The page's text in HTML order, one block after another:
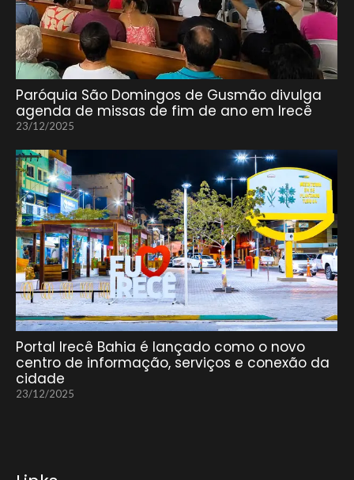
Paróquia São Domingos de Gusmão divulga
agenda de missas de fim de ano em Irecê
23/12/2025
Portal Irecê Bahia é lançado como o novo
centro de informação, serviços e conexão da
cidade
23/12/2025